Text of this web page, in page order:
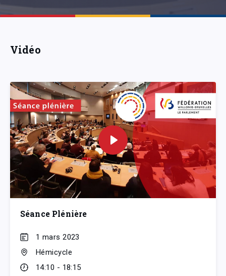
Vidéo
Séance Plénière
1 mars 2023
Hémicycle
14:10 - 18:15